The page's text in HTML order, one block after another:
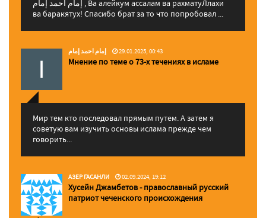
إمام احمد إمام , Ва алейкум ассалам ва рахматуЛлахи
ва баракятух! Спасибо брат за то что попробовал ...
إمام احمد إمام 29.01.2025, 00:43
Мнение по теме о 73-х течениях в исламе
Мир тем кто последовал прямым путем. А затем я
советую вам изучить основы ислама прежде чем
говорить...
АЗЕР ГАСАНЛИ 02.09.2024, 19:12
Хусейн Джамбетов - православный русский
патриот чеченского происхождения